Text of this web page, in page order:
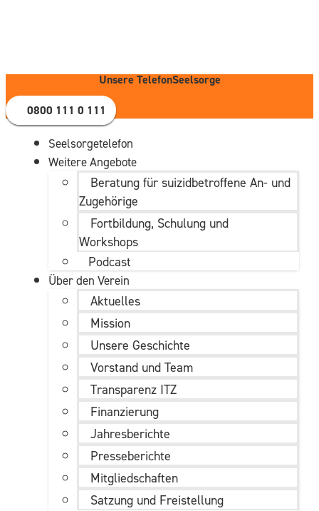
Unsere TelefonSeelsorge
0800 111 0 111
Seelsorgetelefon
Weitere Angebote
Beratung für suizidbetroffene An- und
Zugehörige
Fortbildung, Schulung und
Workshops
Podcast
Über den Verein
Aktuelles
Mission
Unsere Geschichte
Vorstand und Team
Transparenz ITZ
Finanzierung
Jahresberichte
Presseberichte
Mitgliedschaften
Satzung und Freistellung